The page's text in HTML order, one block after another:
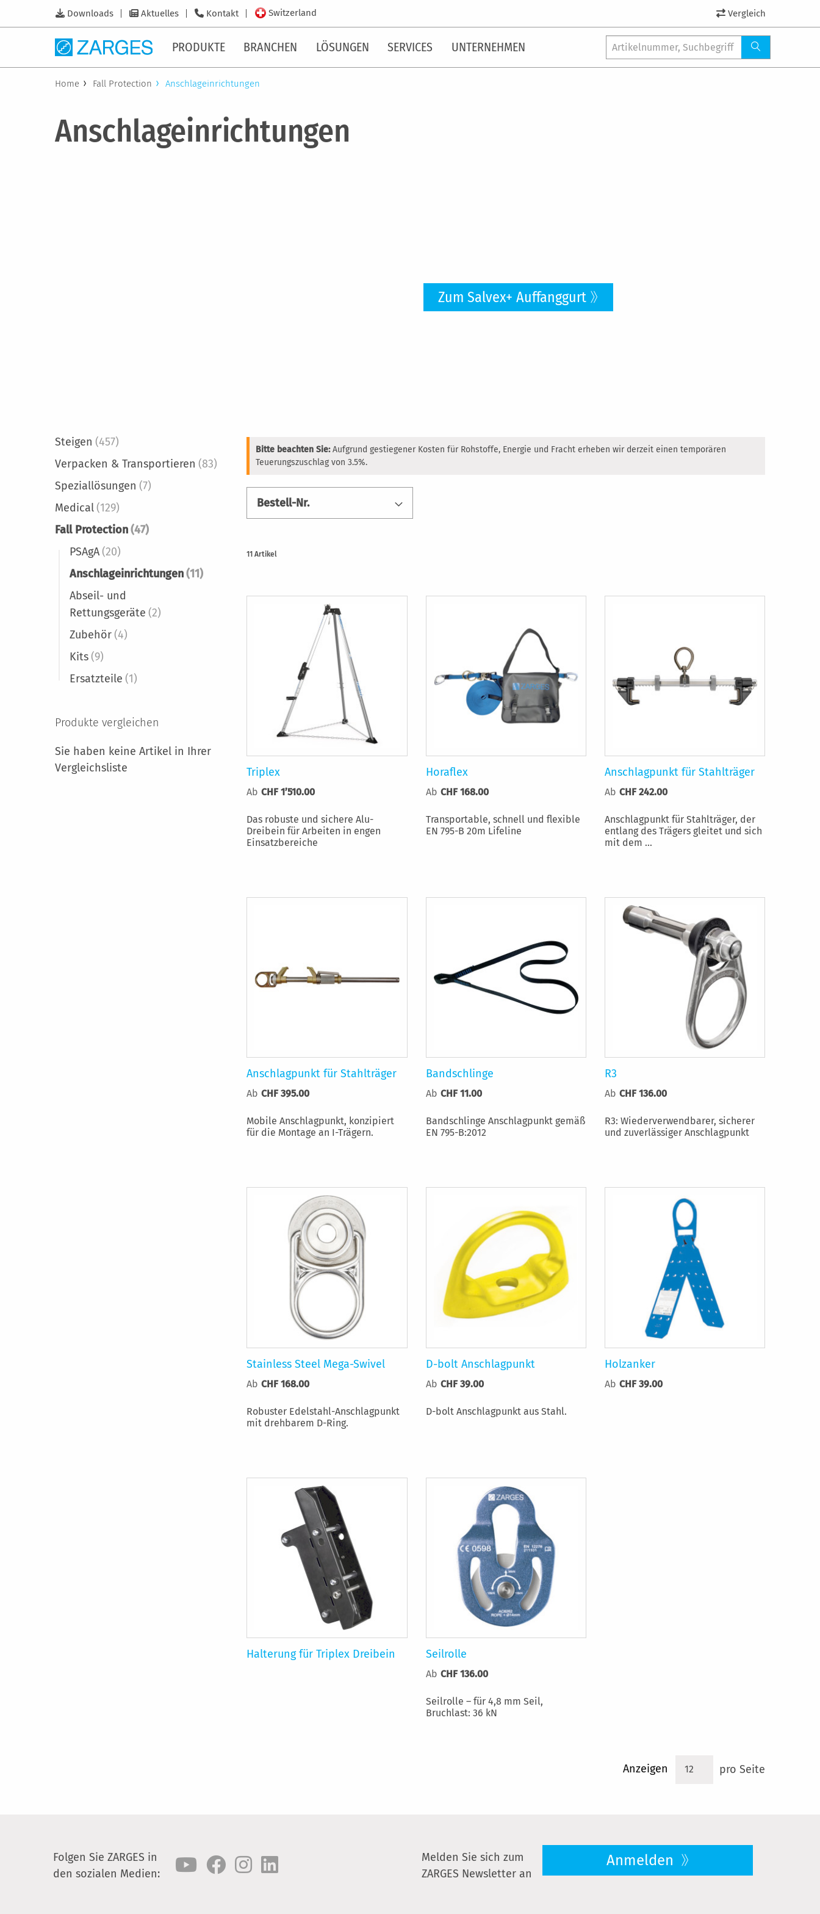
Downloads Aktuelles Kontakt Switzerland Vergleich
PRODUKTE BRANCHEN LÖSUNGEN SERVICES UNTERNEHMEN
Home Fall Protection Anschlageinrichtungen
Anschlageinrichtungen
Bitte beachten Sie:Aufgrund gestiegener Kosten für Rohstoffe, Energie und Fracht erheben wir derzeit einen temporären
Teuerungszuschlag von 3.5%.
Bestell-Nr.
11 Artikel
Triplex
Ab CHF 1’510.00
Das robuste und sichere Alu-
Dreibein für Arbeiten in engen
Einsatzbereiche
Horaflex
Ab CHF 168.00
Transportable, schnell und flexible
EN 795-B 20m Lifeline
Anschlagpunkt für Stahlträger
Ab CHF 242.00
Anschlagpunkt für Stahlträger, der
entlang des Trägers gleitet und sich
mit dem ...
Anschlagpunkt für Stahlträger
Ab CHF 395.00
Mobile Anschlagpunkt, konzipiert
für die Montage an I-Trägern.
Bandschlinge
Ab CHF 11.00
Bandschlinge Anschlagpunkt gemäß
EN 795-B:2012
R3
Ab CHF 136.00
R3: Wiederverwendbarer, sicherer
und zuverlässiger Anschlagpunkt
Stainless Steel Mega-Swivel
Ab CHF 168.00
Robuster Edelstahl-Anschlagpunkt
mit drehbarem D-Ring.
D-bolt Anschlagpunkt
Ab CHF 39.00
D-bolt Anschlagpunkt aus Stahl.
Holzanker
Ab CHF 39.00
Halterung für Triplex Dreibein Seilrolle
Ab CHF 136.00
Seilrolle – für 4,8 mm Seil,
Bruchlast: 36 kN
Anzeigen pro Seite
Steigen (457)
Verpacken & Transportieren (83)
Speziallösungen (7)
Medical(129)
Fall Protection(47)
PSAgA(20)
Anschlageinrichtungen(11)
Abseil- und
Rettungsgeräte (2)
Zubehör(4)
Kits(9)
Ersatzteile (1)
Produkte vergleichen
Sie haben keine Artikel in Ihrer
Vergleichsliste
Folgen Sie ZARGES in
den sozialen Medien:
Melden Sie sich zum
ZARGES Newsletter an
Anmelden